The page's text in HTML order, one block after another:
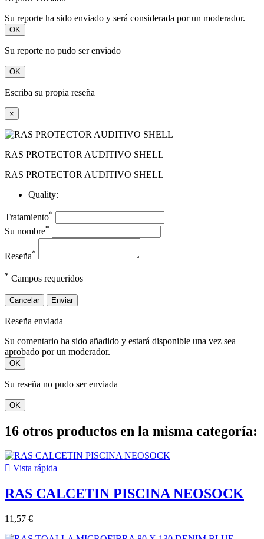
Su reporte ha sido enviado y será considerada por un moderador.
OK
Su reporte no pudo ser enviado
OK
Escriba su propia reseña
×
RAS PROTECTOR AUDITIVO SHELL
RAS PROTECTOR AUDITIVO SHELL
Quality:
Tratamiento*
Su nombre*
Reseña*
* Campos requeridos
Cancelar Enviar
Reseña enviada
Su comentario ha sido añadido y estará disponible una vez sea
aprobado por un moderador.
OK
Su reseña no pudo ser enviada
OK
16 otros productos en la misma categoría:
 Vista rápida
RAS CALCETIN PISCINA NEOSOCK
11,57 €